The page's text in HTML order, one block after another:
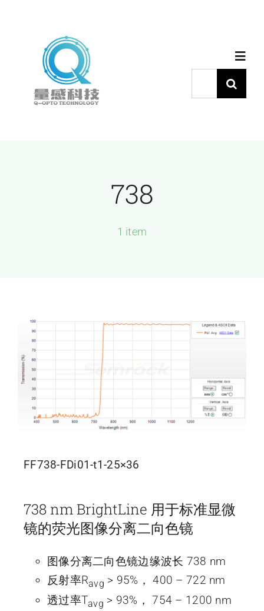
关于量感
联系我们
索：
738
1 item
FF738-FDi01-t1-25×36
738 nm BrightLine 用于标准显微
镜的荧光图像分离二向色镜
图像分离二向色镜边缘波长 738 nm
反射率Ravg > 95%， 400 – 722 nm
透过率Tavg > 93%， 754 – 1200 nm